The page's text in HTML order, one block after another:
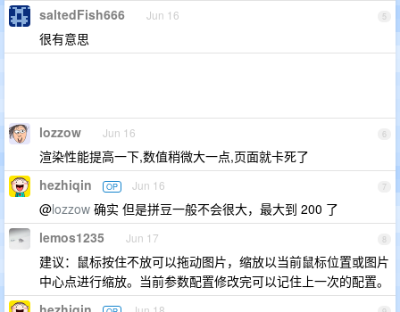
5
saltedFish666 Jun 16
很有意思
6
lozzow Jun 16
渲染性能提高一下,数值稍微大一点,页面就卡死了
7
hezhiqin OP Jun 16
@lozzow 确实 但是拼豆一般不会很大，最大到 200 了
8
lemos1235 Jun 17
建议：鼠标按住不放可以拖动图片，缩放以当前鼠标位置或图片
中心点进行缩放。当前参数配置修改完可以记住上一次的配置。